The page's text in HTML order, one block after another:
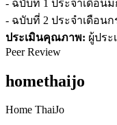
- ฉบับที่ 1 ประจำเดือนม
- ฉบับที่ 2 ประจำเดือนก
ประเมินคุณภาพ: ผู้ประ
Peer Review
homethaijo
Home ThaiJo